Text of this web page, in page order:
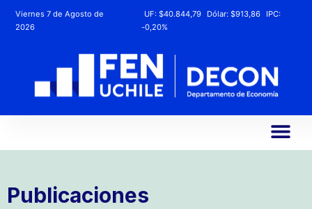
Viernes 7 de Agosto de
2026
UF: $40.844,79 Dólar: $913,86
IPC:
-0,20%
Publicaciones